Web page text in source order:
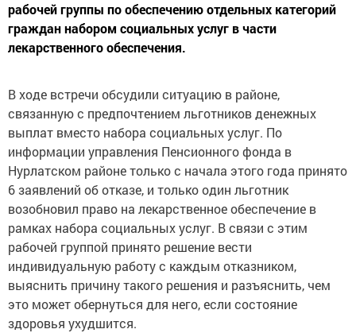
рабочей группы по обеспечению отдельных категорий
граждан набором социальных услуг в части
лекарственного обеспечения.
В ходе встречи обсудили ситуацию в районе,
связанную с предпочтением льготников денежных
выплат вместо набора социальных услуг. По
информации управления Пенсионного фонда в
Нурлатском районе только с начала этого года принято
6 заявлений об отказе, и только один льготник
возобновил право на лекарственное обеспечение в
рамках набора социальных услуг. В связи с этим
рабочей группой принято решение вести
индивидуальную работу с каждым отказником,
выяснить причину такого решения и разъяснить, чем
это может обернуться для него, если состояние
здоровья ухудшится.